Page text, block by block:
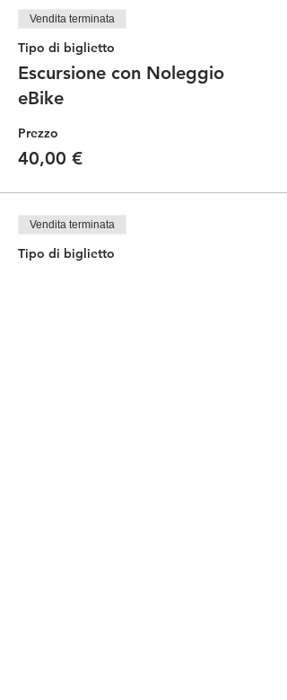
Vendita terminata
Tipo di biglietto
Escursione con Noleggio
eBike
Prezzo
40,00 €
Vendita terminata
Tipo di biglietto